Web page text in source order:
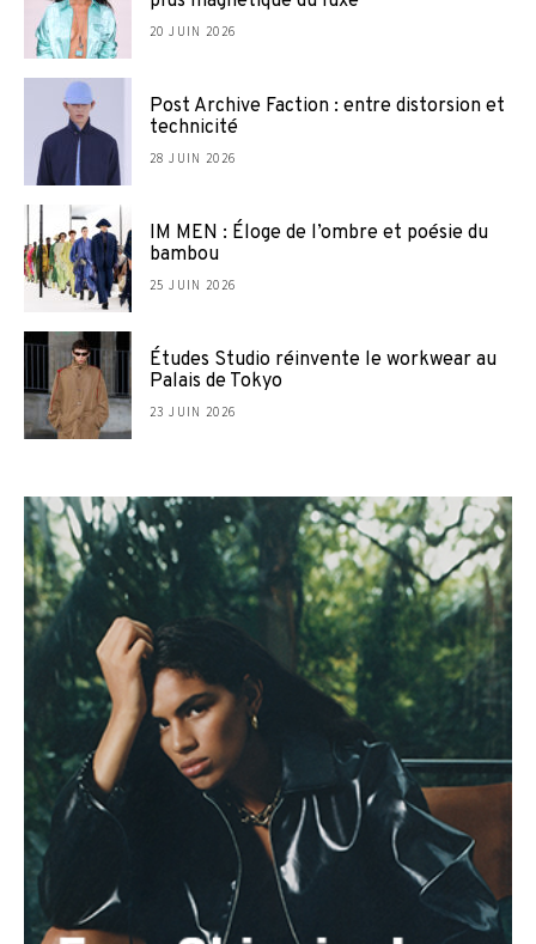
20 JUIN 2026
Post Archive Faction : entre distorsion et
technicité
28 JUIN 2026
IM MEN : Éloge de l’ombre et poésie du
bambou
25 JUIN 2026
Études Studio réinvente le workwear au
Palais de Tokyo
23 JUIN 2026